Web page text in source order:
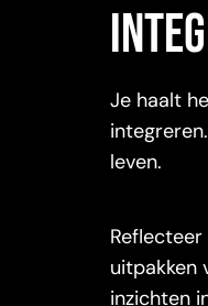
Je haalt
leven.
uitpakken
inzichten